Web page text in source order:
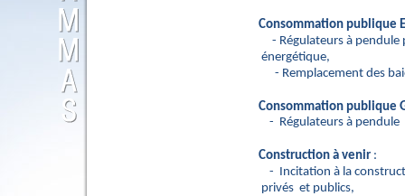
Consommation publique
- Régulateurs à
énergétique,
- Remplacement des
Consommation publique
- Régulateurs à pendule
Construction à venir :
- Incitation à la
privés et publics,